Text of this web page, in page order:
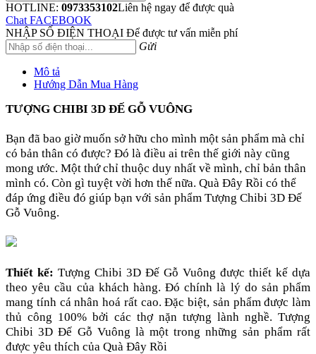
HOTLINE: 0973353102Liên hệ ngay để được quà
Chat FACEBOOK
NHẬP SỐ ĐIỆN THOẠI Để được tư vấn miễn phí
Gửi
Mô tả
Hướng Dẫn Mua Hàng
TƯỢNG CHIBI 3D ĐẾ GỖ VUÔNG
Bạn đã bao giờ muốn sở hữu cho mình một sản phẩm mà chỉ
có bản thân có được? Đó là điều ai trên thế giới này cũng
mong ước. Một thứ chỉ thuộc duy nhất về mình, chỉ bản thân
mình có. Còn gì tuyệt vời hơn thế nữa. Quà Đây Rồi có thể
đáp ứng điều đó giúp bạn với sản phẩm Tượng Chibi 3D Đế
Gỗ Vuông.
Thiết kế: Tượng Chibi 3D Đế Gỗ Vuông được thiết kế dựa
theo yêu cầu của khách hàng. Đó chính là lý do sản phẩm
mang tính cá nhân hoá rất cao. Đặc biệt, sản phẩm được làm
thủ công 100% bởi các thợ nặn tượng lành nghề. Tượng
Chibi 3D Đế Gỗ Vuông là một trong những sản phẩm rất
được yêu thích của Quà Đây Rồi